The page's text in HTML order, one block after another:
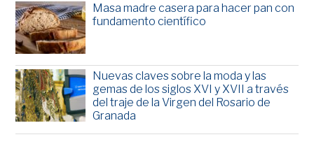
Masa madre casera para hacer pan con
fundamento científico
Nuevas claves sobre la moda y las
gemas de los siglos XVI y XVII a través
del traje de la Virgen del Rosario de
Granada